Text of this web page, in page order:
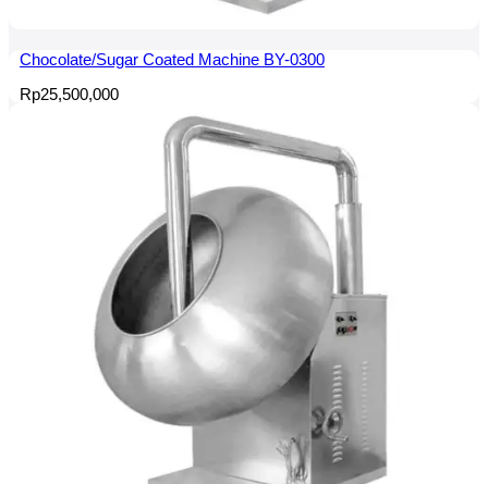
Chocolate/Sugar Coated Machine BY-0300
Rp25,500,000